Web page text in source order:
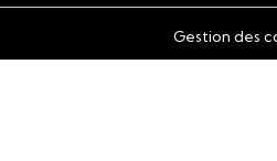
Gestion des